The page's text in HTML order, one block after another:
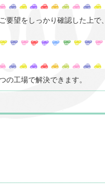
要望をしっかり確認した上で、
工場で解決できます。